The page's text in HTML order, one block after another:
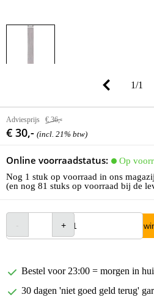
1/1
Adviesprijs € 36,-
€ 30,- (incl. 21% btw)
Online voorraadstatus:
Op
Nog 1 stuk op voorraad in ons
(en nog 81 stuks op voorraad bij de
In
Bestel voor 23:00 = morgen in
30 dagen 'niet goed geld terug'